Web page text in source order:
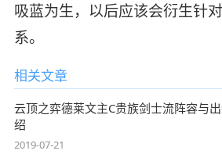
吸蓝为生，以后应该会衍生针
系。
相关文章
云顶之弈德莱文主C贵族剑士流阵容与
绍
2019-07-21